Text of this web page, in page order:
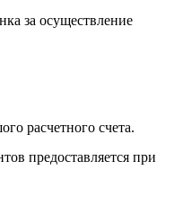
за осуществление
расчетного счета.
предоставляется при